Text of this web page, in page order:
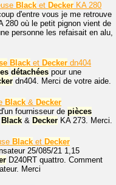
Black et Decker KA 280
d'entre vous je me retrouve
280 où le petit pignon vient de
personne les refaisait en alu,
Black et Decker dn404
détachées pour une
dn404. Merci de votre aide.
Black & Decker
fournisseur de pièces
Black & Decker KA 273. Merci.
Black et Decker
25/085/21 1,15
D240RT quattro. Comment
Merci